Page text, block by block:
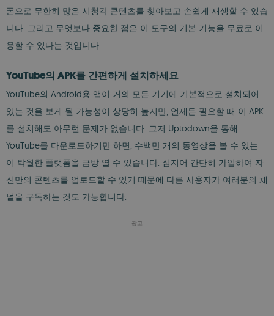
폰으로 무한히 많은 시청각 콘텐츠를 찾아보고 손쉽게 재생할 수 있습
니다. 그리고 무엇보다 중요한 점은 이 도구의 기본 기능을 무료로 이
용할 수 있다는 것입니다.
YouTube의 APK를 간편하게 설치하세요
YouTube의 Android용 앱이 거의 모든 기기에 기본적으로 설치되어
있는 것을 보게 될 가능성이 상당히 높지만, 언제든 필요할 때 이 APK
를 설치해도 아무런 문제가 없습니다. 그저 Uptodown을 통해
YouTube를 다운로드하기만 하면, 수백만 개의 동영상을 볼 수 있는
이 탁월한 플랫폼을 금방 열 수 있습니다. 심지어 간단히 가입하여 자
신만의 콘텐츠를 업로드할 수 있기 때문에 다른 사용자가 여러분의 채
널을 구독하는 것도 가능합니다.
광고